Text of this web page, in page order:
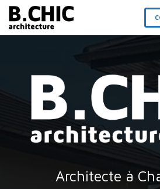
Aller
contenu
Architecte à